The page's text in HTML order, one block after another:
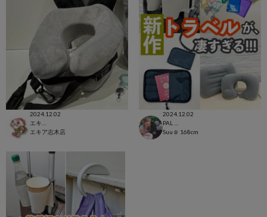
2024.12.02
エキア志木店
2024.12.02
Suu☺︎ 168cm